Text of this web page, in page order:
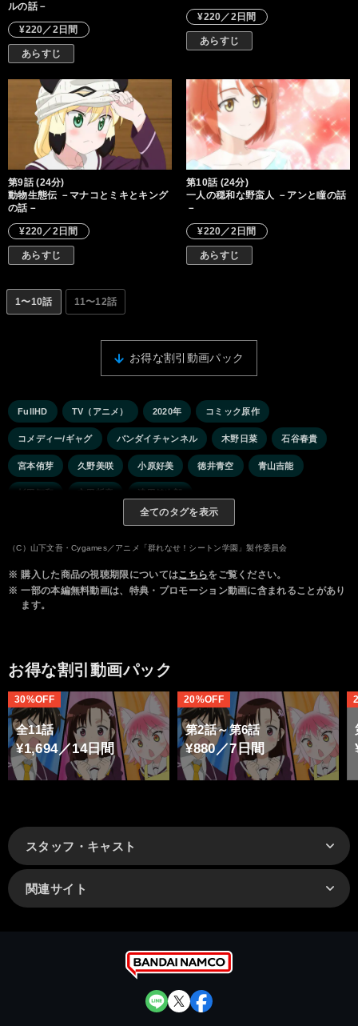
ルの話－
¥220／2日間
あらすじ
¥220／2日間
あらすじ
第9話 (24分)
動物生態伝 －マナコとミキとキング
の話－
¥220／2日間
あらすじ
第10話 (24分)
一人の穏和な野蛮人 －アンと瞳の話
－
¥220／2日間
あらすじ
1〜10話 11〜12話
お得な割引動画パック
FullHD TV（アニメ） 2020年 コミック原作
コメディー/ギャグ バンダイチャンネル 木野日菜 石谷春貴
宮本侑芽 久野美咲 小原好美 徳井青空 青山吉能
杉田智和 玄田哲章 津田健次郎
全てのタグを表示
（C）山下文吾・Cygames／アニメ「群れなせ！シートン学園」製作委員会
※ 購入した商品の視聴期限についてはこちらをご覧ください。
※ 一部の本編無料動画は、特典・プロモーション動画に含まれることがあり
ます。
お得な割引動画パック
全11話
¥1,694／14日間
30%OFF
第2話～第6話
¥880／7日間
20%OFF
スタッフ・キャスト
関連サイト